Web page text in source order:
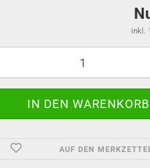
inkl.
AUF DEN